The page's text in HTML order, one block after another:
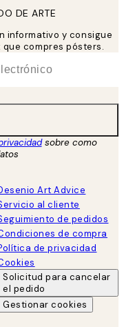
DE ARTE
informativo y consigue
que compres pósters.
sobre como
Art Advice
al cliente
de pedidos
de compra
de privacidad
Solicitud para cancelar
el pedido
Gestionar cookies